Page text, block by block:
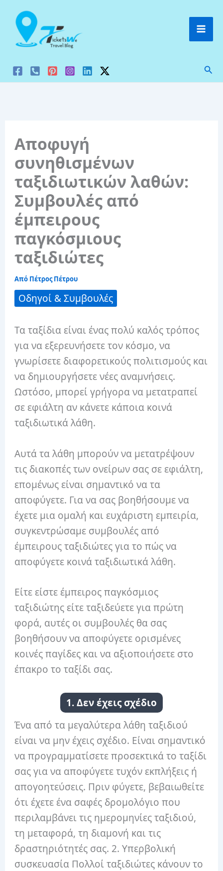
στο
περιεχόμενο
Αποφυγή
συνηθισμένων
ταξιδιωτικών λαθών:
Συμβουλές από
έμπειρους
παγκόσμιους
ταξιδιώτες
Από Πέτρος Πέτρου
Οδηγοί & Συμβουλές
Τα ταξίδια είναι ένας πολύ καλός τρόπος
για να εξερευνήσετε τον κόσμο, να
γνωρίσετε διαφορετικούς πολιτισμούς και
να δημιουργήσετε νέες αναμνήσεις.
Ωστόσο, μπορεί γρήγορα να μετατραπεί
σε εφιάλτη αν κάνετε κάποια κοινά
ταξιδιωτικά λάθη.
Αυτά τα λάθη μπορούν να μετατρέψουν
τις διακοπές των ονείρων σας σε εφιάλτη,
επομένως είναι σημαντικό να τα
αποφύγετε. Για να σας βοηθήσουμε να
έχετε μια ομαλή και ευχάριστη εμπειρία,
συγκεντρώσαμε συμβουλές από
έμπειρους ταξιδιώτες για το πώς να
αποφύγετε κοινά ταξιδιωτικά λάθη.
Είτε είστε έμπειρος παγκόσμιος
ταξιδιώτης είτε ταξιδεύετε για πρώτη
φορά, αυτές οι συμβουλές θα σας
βοηθήσουν να αποφύγετε ορισμένες
κοινές παγίδες και να αξιοποιήσετε στο
έπακρο το ταξίδι σας.
1. Δεν έχεις σχέδιο
Ένα από τα μεγαλύτερα λάθη ταξιδιού
είναι να μην έχεις σχέδιο. Είναι σημαντικό
να προγραμματίσετε προσεκτικά το ταξίδι
σας για να αποφύγετε τυχόν εκπλήξεις ή
απογοητεύσεις. Πριν φύγετε, βεβαιωθείτε
ότι έχετε ένα σαφές δρομολόγιο που
περιλαμβάνει τις ημερομηνίες ταξιδιού,
τη μεταφορά, τη διαμονή και τις
δραστηριότητές σας. 2. Υπερβολική
συσκευασία Πολλοί ταξιδιώτες κάνουν το